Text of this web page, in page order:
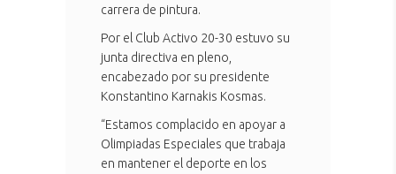
carrera de pintura.
Por el Club Activo 20-30 estuvo su
junta directiva en pleno,
encabezado por su presidente
Konstantino Karnakis Kosmas.
“Estamos complacido en apoyar a
Olimpiadas Especiales que trabaja
en mantener el deporte en los